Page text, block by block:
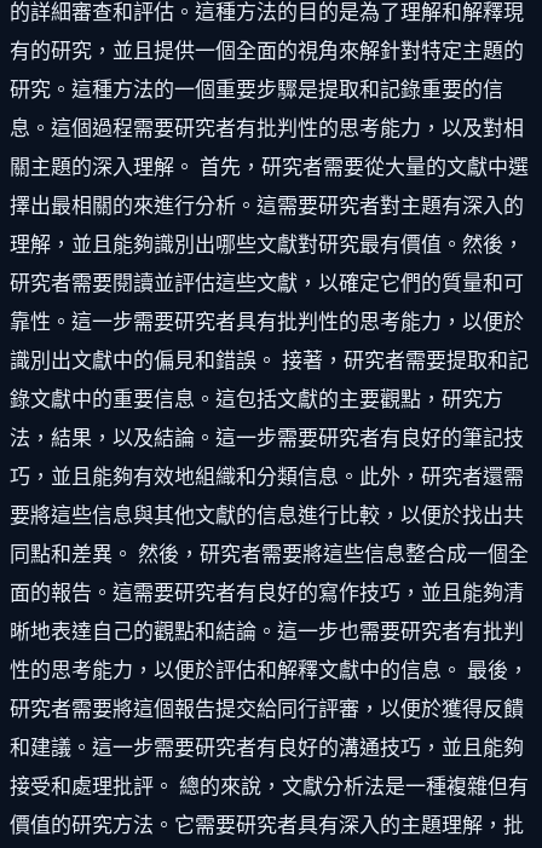
的詳細審查和評估。這種方法的目的是為了理解和解釋現
有的研究，並且提供一個全面的視角來解針對特定主題的
研究。這種方法的一個重要步驟是提取和記錄重要的信
息。這個過程需要研究者有批判性的思考能力，以及對相
關主題的深入理解。 首先，研究者需要從大量的文獻中選
擇出最相關的來進行分析。這需要研究者對主題有深入的
理解，並且能夠識別出哪些文獻對研究最有價值。然後，
研究者需要閱讀並評估這些文獻，以確定它們的質量和可
靠性。這一步需要研究者具有批判性的思考能力，以便於
識別出文獻中的偏見和錯誤。 接著，研究者需要提取和記
錄文獻中的重要信息。這包括文獻的主要觀點，研究方
法，結果，以及結論。這一步需要研究者有良好的筆記技
巧，並且能夠有效地組織和分類信息。此外，研究者還需
要將這些信息與其他文獻的信息進行比較，以便於找出共
同點和差異。 然後，研究者需要將這些信息整合成一個全
面的報告。這需要研究者有良好的寫作技巧，並且能夠清
晰地表達自己的觀點和結論。這一步也需要研究者有批判
性的思考能力，以便於評估和解釋文獻中的信息。 最後，
研究者需要將這個報告提交給同行評審，以便於獲得反饋
和建議。這一步需要研究者有良好的溝通技巧，並且能夠
接受和處理批評。 總的來說，文獻分析法是一種複雜但有
價值的研究方法。它需要研究者具有深入的主題理解，批